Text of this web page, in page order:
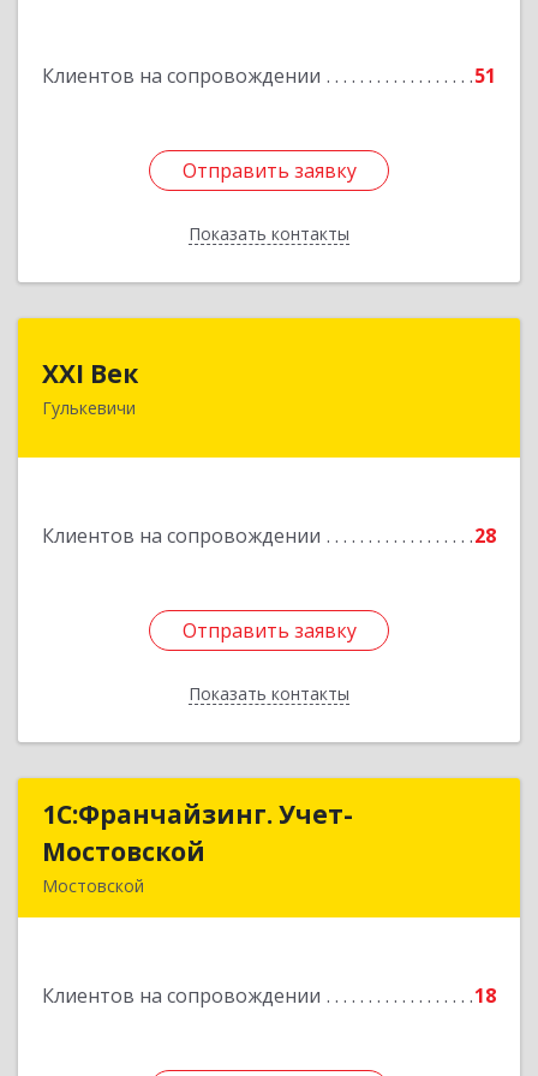
Клиентов на сопровождении 51
Отправить заявку
Показать контакты
Отправить заявку
Назад
XXI Век
Гулькевичи
Клиентов на сопровождении 28
Отправить заявку
Показать контакты
Отправить заявку
Назад
1С:Франчайзинг. Учет-
Мостовской
Мостовской
Клиентов на сопровождении 18
1С:Франчайзинг. Учет-